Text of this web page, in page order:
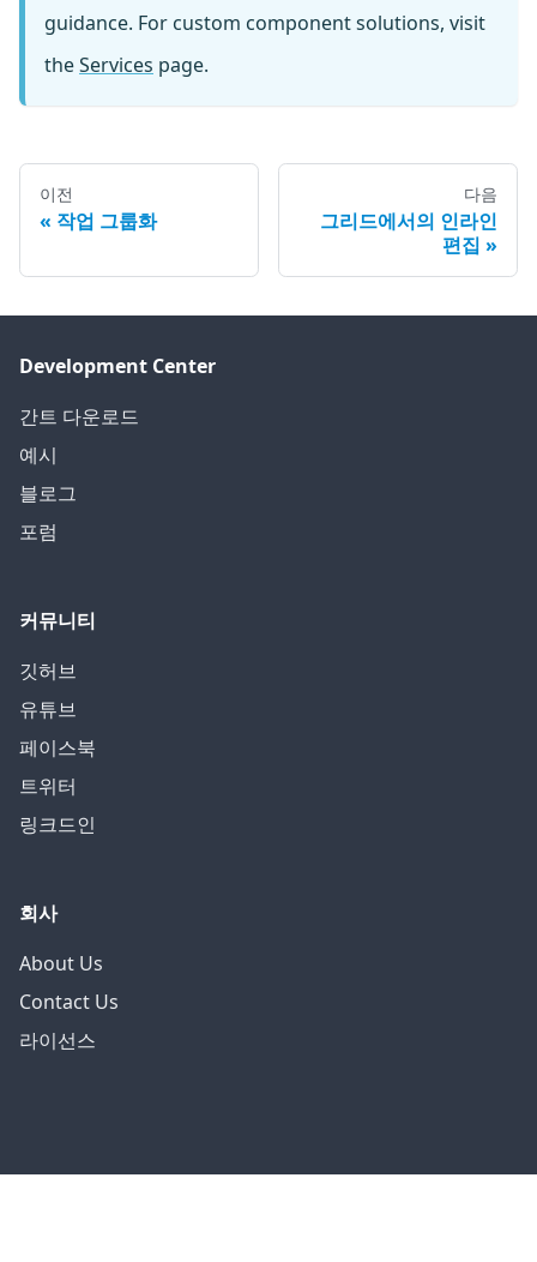
guidance. For custom component solutions, visit
theServices page.
이전
작업 그룹화
다음
그리드에서의 인라인
편집
Development Center
간트 다운로드
예시
블로그
포럼
커뮤니티
깃허브
유튜브
페이스북
트위터
링크드인
회사
About Us
Contact Us
라이선스